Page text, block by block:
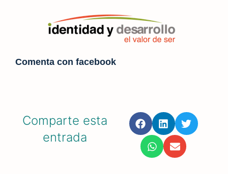
Comenta con facebook
Comparte esta
entrada